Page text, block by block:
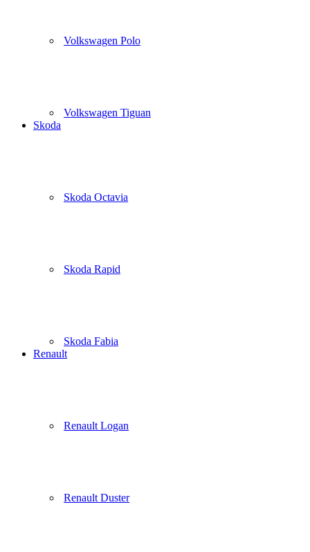
Volkswagen Polo
Volkswagen Tiguan
Skoda
Skoda Octavia
Skoda Rapid
Skoda Fabia
Renault
Renault Logan
Renault Duster